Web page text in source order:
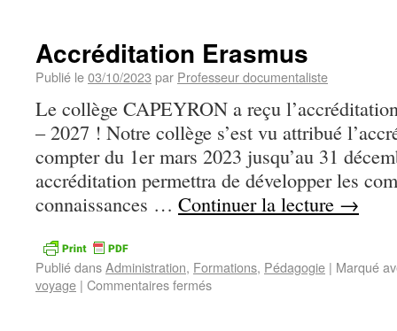
Accréditation Erasmus
Publié le03/10/2023 par Professeur documentaliste
Le collège CAPEYRON a reçu
– 2027 ! Notre collège s’est vu attribué
compter du 1er mars 2023 jusqu’au 31
accréditation permettra de développer les
connaissances … Continuer la lecture →
Publié dansAdministration, Formations, Pédagogie | Marqué
voyage | Commentaires fermés